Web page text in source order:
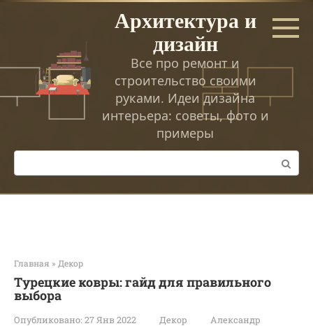
Перейти
Архитектура и
дизайн
Все про ремонт и
строительство своими
руками. Идеи дизайна
интерьера: советы, фото и
примеры
Поиск:
Главная » Декор
Турецкие ковры: гайд для правильного
выбора
Опубликовано: 27 Янв 2022 Декор
Александр